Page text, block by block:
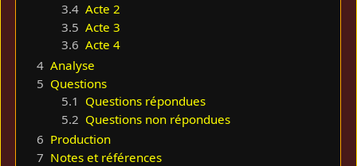
3.4 Acte 2
3.5 Acte 3
3.6 Acte 4
4 Analyse
5 Questions
5.1 Questions répondues
5.2 Questions non répondues
6 Production
7 Notes et références